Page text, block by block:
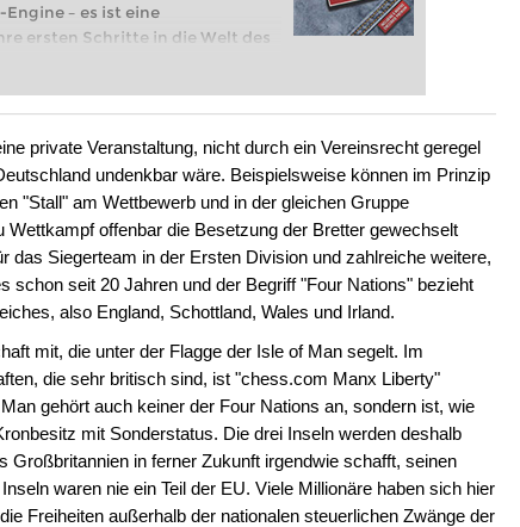
– es ist eine
ersten Schritte in die Welt des
auf Turnierniveau spielen: Mit
private Veranstaltung, nicht durch ein Vereinsrecht geregel
undenkbar wäre. Beispielsweise können im Prinzip
"Stall" am Wettbewerb und in der gleichen Gruppe
offenbar die Besetzung der Bretter gewechselt
das Siegerteam in der Ersten Division und zahlreiche weitere,
schon seit 20 Jahren und der Begriff "Four Nations" bezieht
also England, Schottland, Wales und Irland.
mit, die unter der Flagge der Isle of Man segelt. Im
die sehr britisch sind, ist "chess.com Manx Liberty"
gehört auch keiner der Four Nations an, sondern ist, wie
mit Sonderstatus. Die drei Inseln werden deshalb
Großbritannien in ferner Zukunft irgendwie schafft, seinen
waren nie ein Teil der EU. Viele Millionäre haben sich hier
Freiheiten außerhalb der nationalen steuerlichen Zwänge der